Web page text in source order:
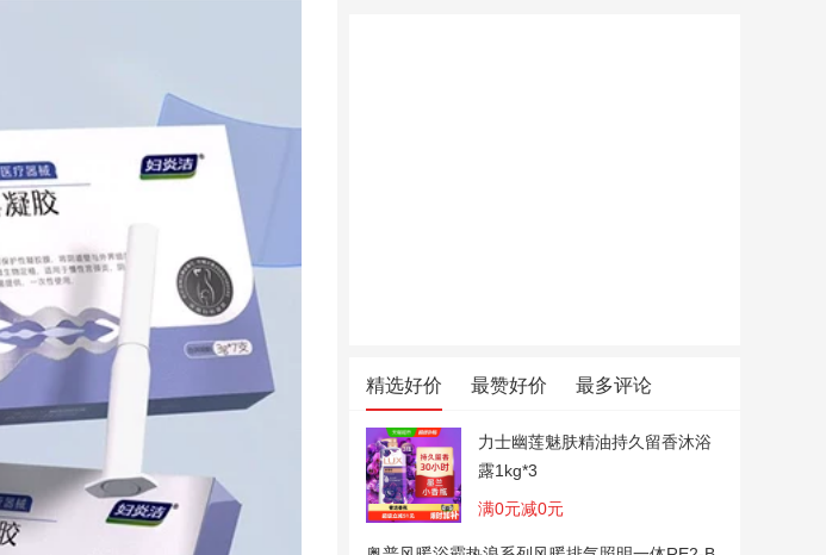
精选好价 最赞好价 最多评论
力士幽莲魅肤精油持久留香沐浴
露1kg*3
满0元减0元